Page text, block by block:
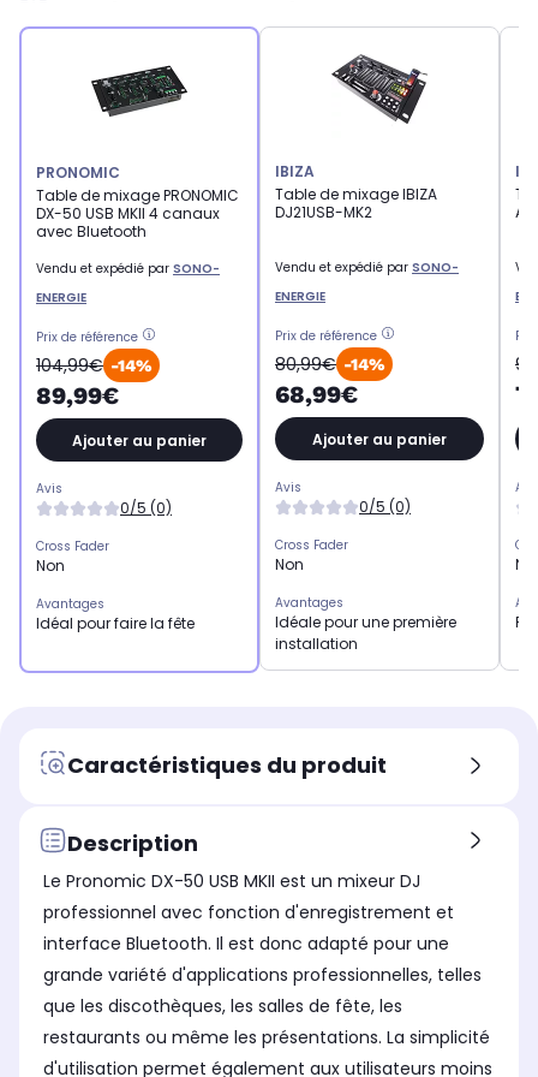
PRONOMIC
Table de mixage PRONOMIC
DX-50 USB MKII 4 canaux
avec Bluetooth
Vendu et expédié par SONO-
ENERGIE
Prix de référence
104,99€ -14%
89,99€
Ajouter au panier
Avis
0/5 (0)
Cross Fader
Non
Avantages
Idéal pour faire la fête
IBIZA
Table de mixage IBIZA
DJ21USB-MK2
Vendu et expédié par SONO-
ENERGIE
Prix de référence
80,99€ -14%
68,99€
Ajouter au panier
Avis
0/5 (0)
Cross Fader
Non
Avantages
Idéale pour une première
installation
Caractéristiques du produit
Description
Le Pronomic DX-50 USB MKII est un mixeur DJ
professionnel avec fonction d'enregistrement et
interface Bluetooth. Il est donc adapté pour une
grande variété d'applications professionnelles, telles
que les discothèques, les salles de fête, les
restaurants ou même les présentations. La simplicité
d'utilisation permet également aux utilisateurs moins